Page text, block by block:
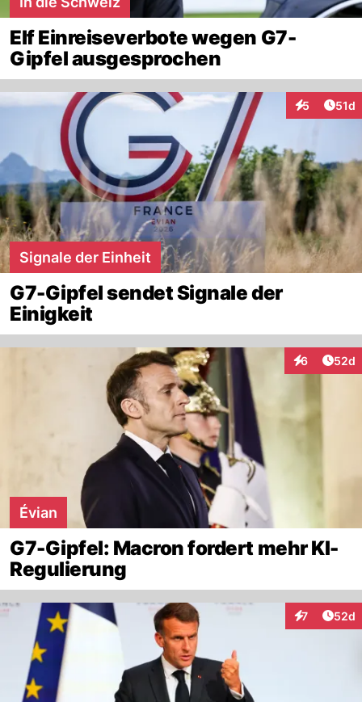
Elf Einreiseverbote wegen G7-
Gipfel ausgesprochen
5
Interaktionen
51d
Signale der Einheit
G7-Gipfel sendet Signale der
Einigkeit
6
Interaktionen
52d
Évian
G7-Gipfel: Macron fordert mehr KI-
Regulierung
7
Interaktionen
52d